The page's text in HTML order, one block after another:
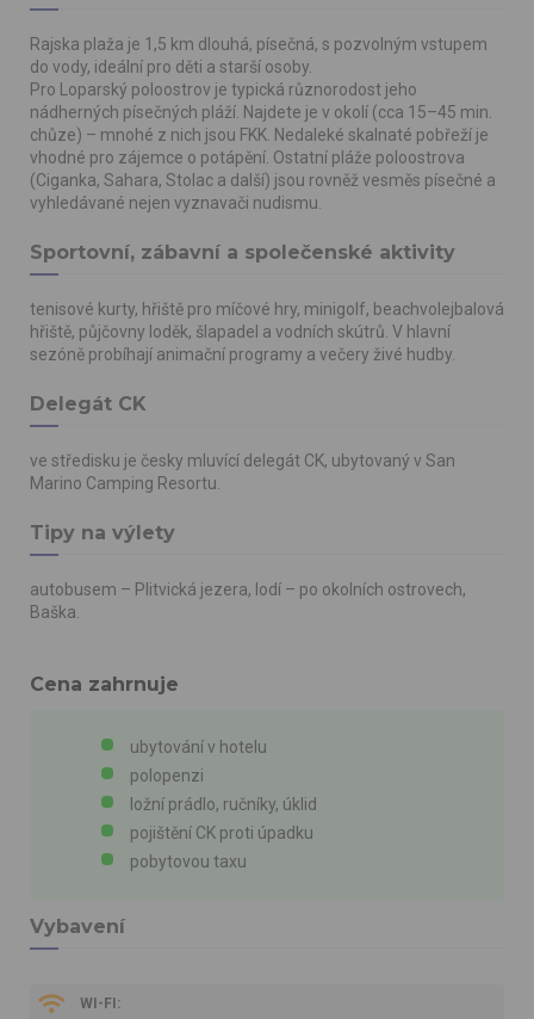
Rajska plaža je 1,5 km dlouhá, písečná, s pozvolným vstupem
do vody, ideální pro děti a starší osoby.
Pro Loparský poloostrov je typická různorodost jeho
nádherných písečných pláží. Najdete je v okolí (cca 15–45 min.
chůze) – mnohé z nich jsou FKK. Nedaleké skalnaté pobřeží je
vhodné pro zájemce o potápění. Ostatní pláže poloostrova
(Ciganka, Sahara, Stolac a další) jsou rovněž vesměs písečné a
vyhledávané nejen vyznavači nudismu.
Sportovní, zábavní a společenské aktivity
tenisové kurty, hřiště pro míčové hry, minigolf, beachvolejbalová
hřiště, půjčovny loděk, šlapadel a vodních skútrů. V hlavní
sezóně probíhají animační programy a večery živé hudby.
Delegát CK
ve středisku je česky mluvící delegát CK, ubytovaný v San
Marino Camping Resortu.
Tipy na výlety
autobusem – Plitvická jezera, lodí – po okolních ostrovech,
Baška.
Cena zahrnuje
ubytování v hotelu
polopenzi
ložní prádlo, ručníky, úklid
pojištění CK proti úpadku
pobytovou taxu
Vybavení
WI-FI: